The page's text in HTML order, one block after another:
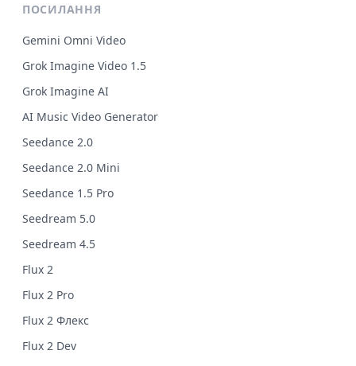
ПОСИЛАННЯ
Gemini Omni Video
Grok Imagine Video 1.5
Grok Imagine AI
AI Music Video Generator
Seedance 2.0
Seedance 2.0 Mini
Seedance 1.5 Pro
Seedream 5.0
Seedream 4.5
Flux 2
Flux 2 Pro
Flux 2 Флекс
Flux 2 Dev